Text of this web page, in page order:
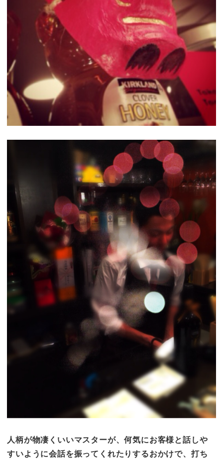
人柄が物凄くいいマスターが、何気にお客様と話しや
すいように会話を振ってくれたりするおかけで、打ち